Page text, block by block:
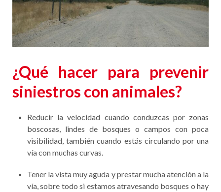
¿Qué hacer para prevenir
siniestros con animales?
Reducir la velocidad cuando conduzcas por zonas
boscosas, lindes de bosques o campos con poca
visibilidad, también cuando estás circulando por una
vía con muchas curvas.
Tener la vista muy aguda y prestar mucha atención a la
vía, sobre todo si estamos atravesando bosques o hay